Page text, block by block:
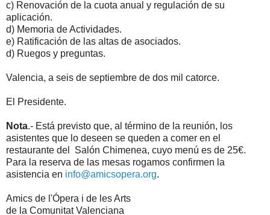
c) Renovación de la cuota anual y regulación de su
aplicación.
d) Memoria de Actividades.
e) Ratificación de las altas de asociados.
d) Ruegos y preguntas.
Valencia, a seis de septiembre de dos mil catorce.
El Presidente.
Nota.- Está previsto que, al término de la reunión, los
asistentes que lo deseen se queden a comer en el
restaurante del Salón Chimenea, cuyo menú es de 25€.
Para la reserva de las mesas rogamos confirmen la
asistencia en info@amicsopera.org.
Amics de l'Ópera i de les Arts
de la Comunitat Valenciana